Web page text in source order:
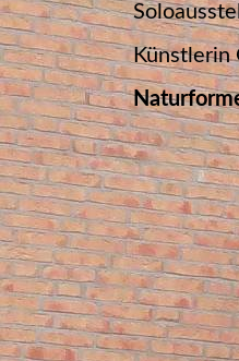
Künstlerin